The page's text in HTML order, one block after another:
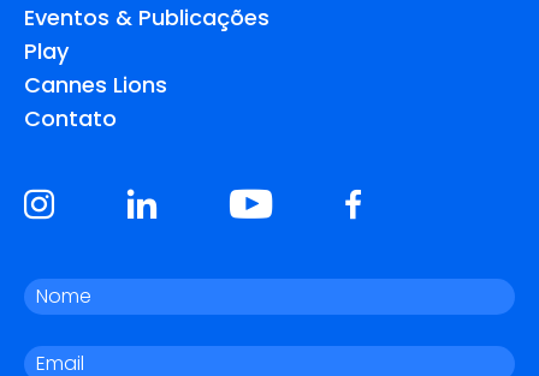
Eventos & Publicações
Play
Cannes Lions
Contato